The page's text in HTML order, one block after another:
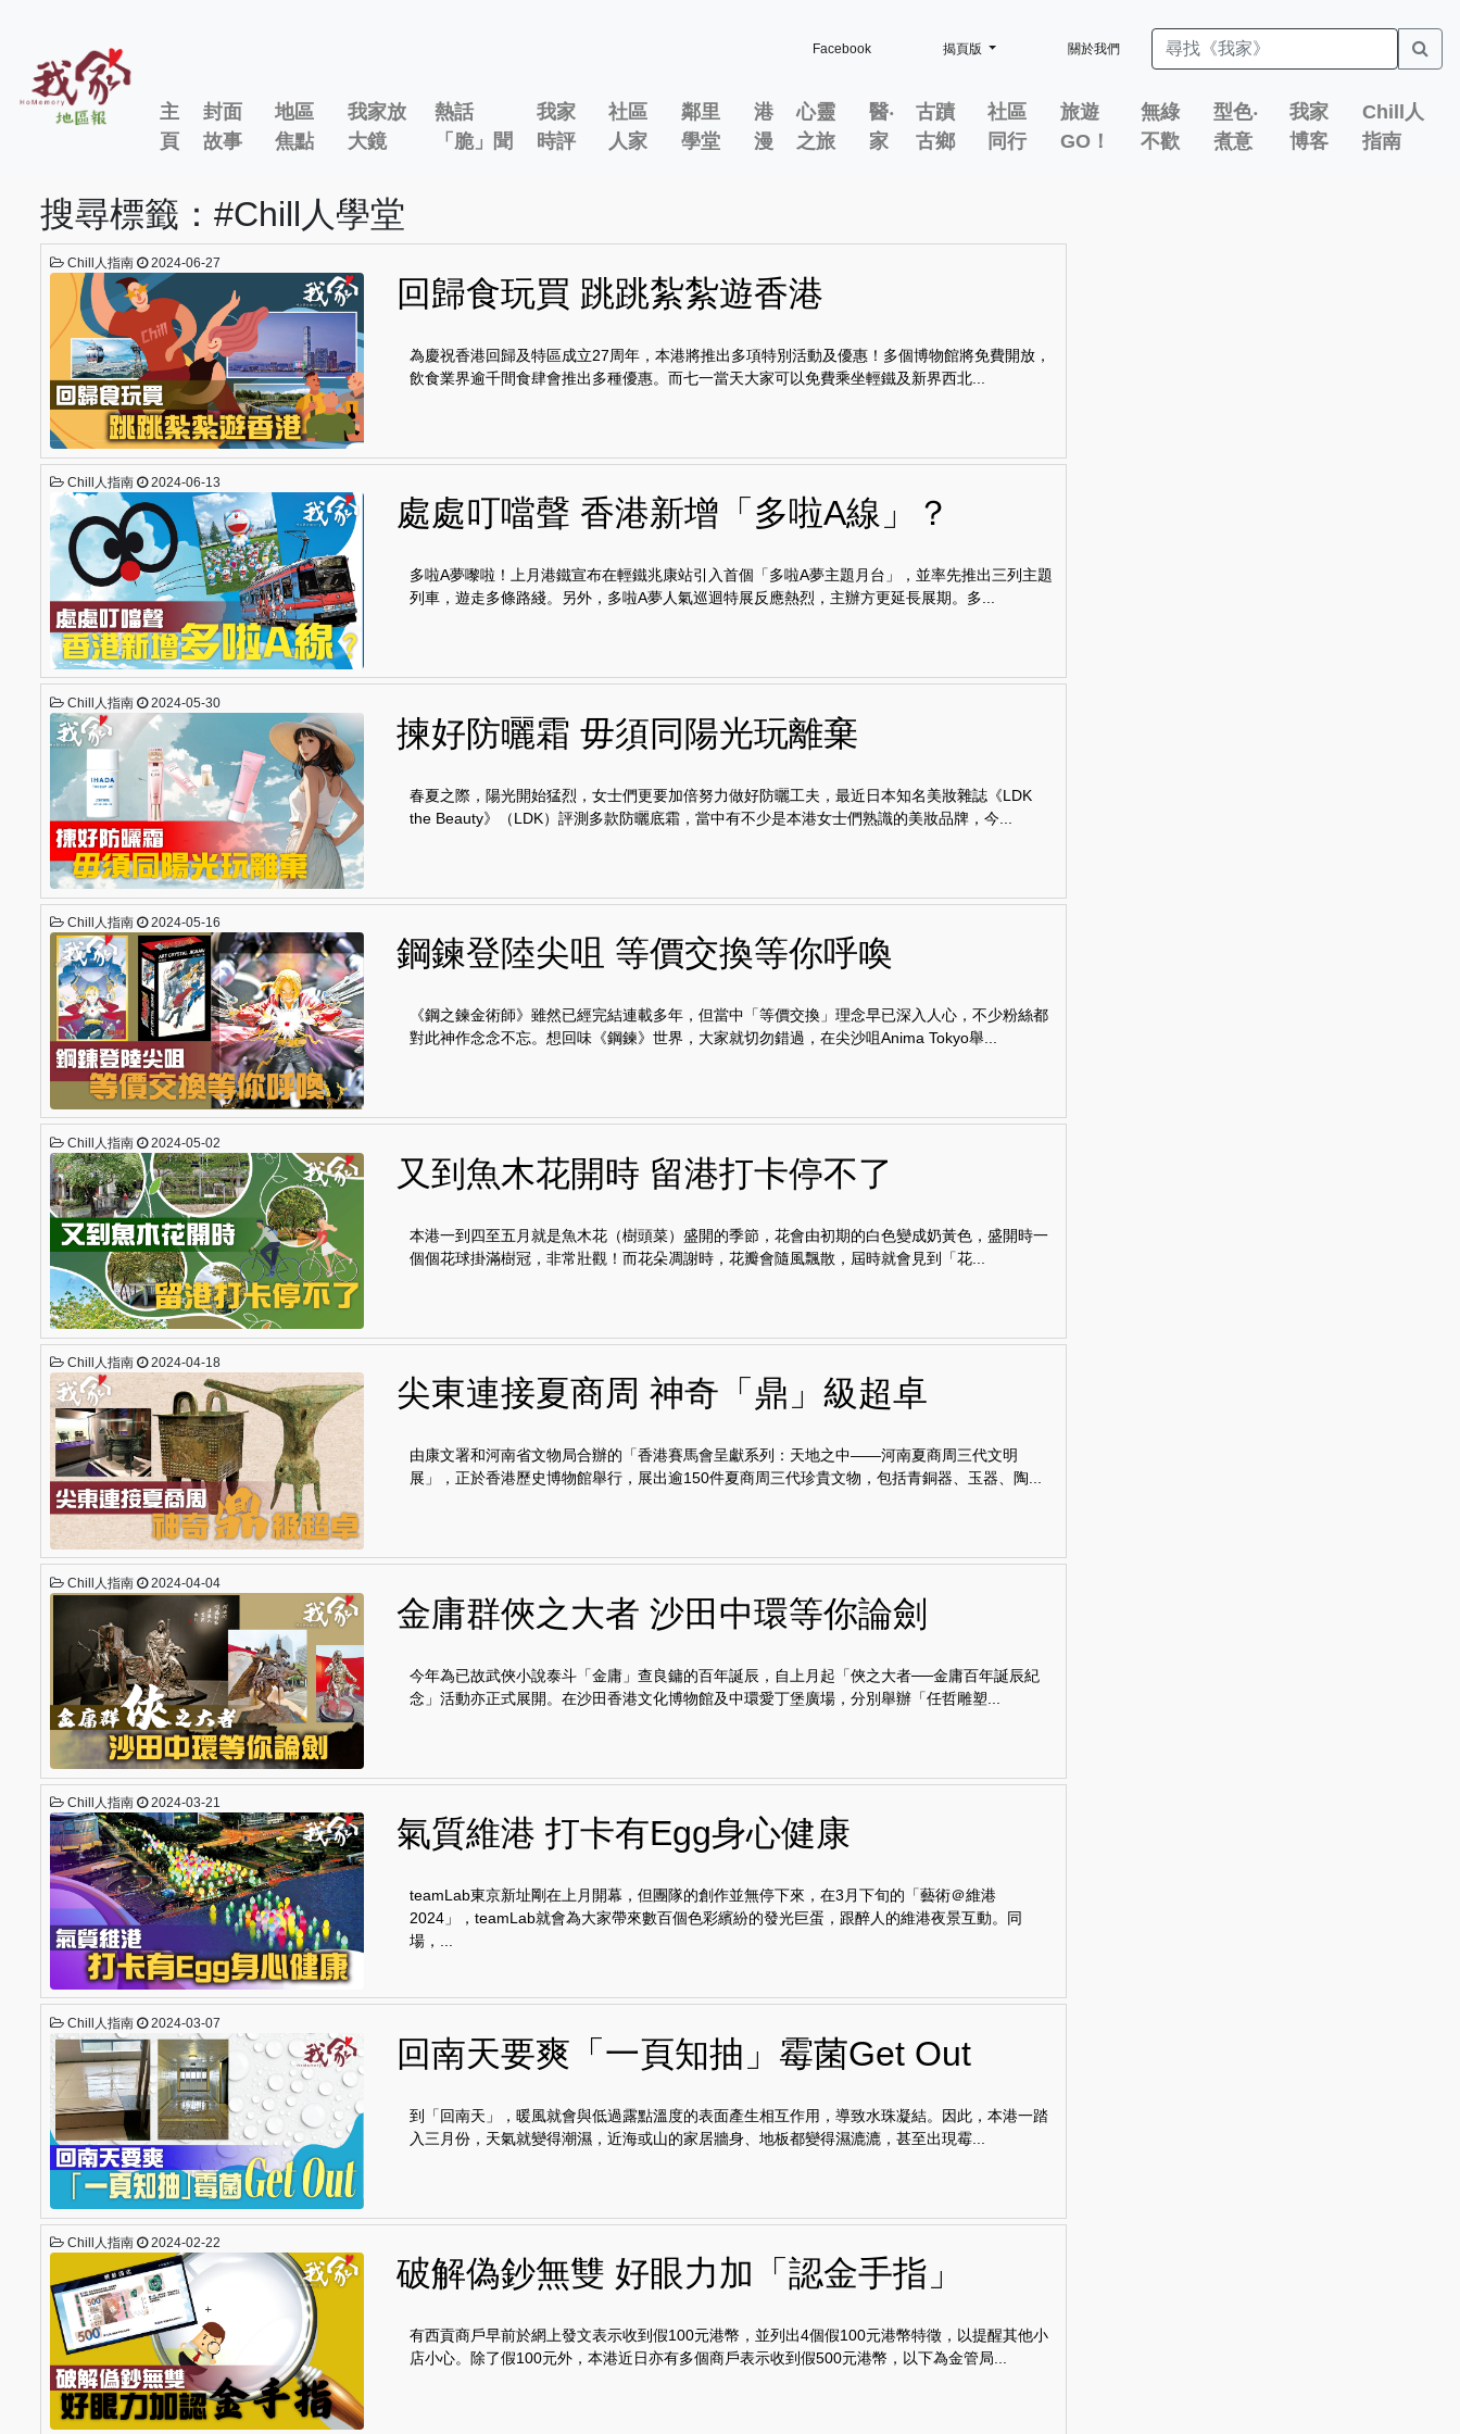
Facebook 揭頁版 關於我們
主
頁
封面
故事
地區
焦點
我家放
大鏡
熱話
「脆」聞
我家
時評
社區
人家
鄰里
學堂
港
漫
心靈
之旅
醫‧
家
古蹟
古鄉
社區
同行
旅遊
GO！
無綠
不歡
型色‧
煮意
我家
博客
Chill人
指南
搜尋標籤：#Chill人學堂
Chill人指南 2024-06-27
回歸食玩買 跳跳紮紮遊香港
為慶祝香港回歸及特區成立27周年，本港將推出多項特別活動及優惠！多個博物館將免費開放，
飲食業界逾千間食肆會推出多種優惠。而七一當天大家可以免費乘坐輕鐵及新界西北...
Chill人指南 2024-06-13
處處叮噹聲 香港新增「多啦A線」？
多啦A夢嚟啦！上月港鐵宣布在輕鐵兆康站引入首個「多啦A夢主題月台」，並率先推出三列主題
列車，遊走多條路綫。另外，多啦A夢人氣巡迴特展反應熱烈，主辦方更延長展期。多...
Chill人指南 2024-05-30
揀好防曬霜 毋須同陽光玩離棄
春夏之際，陽光開始猛烈，女士們更要加倍努力做好防曬工夫，最近日本知名美妝雜誌《LDK
the Beauty》（LDK）評測多款防曬底霜，當中有不少是本港女士們熟識的美妝品牌，今...
Chill人指南 2024-05-16
鋼鍊登陸尖咀 等價交換等你呼喚
《鋼之鍊金術師》雖然已經完結連載多年，但當中「等價交換」理念早已深入人心，不少粉絲都
對此神作念念不忘。想回味《鋼鍊》世界，大家就切勿錯過，在尖沙咀Anima Tokyo舉...
Chill人指南 2024-05-02
又到魚木花開時 留港打卡停不了
本港一到四至五月就是魚木花（樹頭菜）盛開的季節，花會由初期的白色變成奶黃色，盛開時一
個個花球掛滿樹冠，非常壯觀！而花朵凋謝時，花瓣會隨風飄散，屆時就會見到「花...
Chill人指南 2024-04-18
尖東連接夏商周 神奇「鼎」級超卓
由康文署和河南省文物局合辦的「香港賽馬會呈獻系列：天地之中——河南夏商周三代文明
展」，正於香港歷史博物館舉行，展出逾150件夏商周三代珍貴文物，包括青銅器、玉器、陶...
Chill人指南 2024-04-04
金庸群俠之大者 沙田中環等你論劍
今年為已故武俠小說泰斗「金庸」查良鏞的百年誕辰，自上月起「俠之大者──金庸百年誕辰紀
念」活動亦正式展開。在沙田香港文化博物館及中環愛丁堡廣場，分別舉辦「任哲雕塑...
Chill人指南 2024-03-21
氣質維港 打卡有Egg身心健康
teamLab東京新址剛在上月開幕，但團隊的創作並無停下來，在3月下旬的「藝術＠維港
2024」，teamLab就會為大家帶來數百個色彩繽紛的發光巨蛋，跟醉人的維港夜景互動。同
場，...
Chill人指南 2024-03-07
回南天要爽「一頁知抽」霉菌Get Out
到「回南天」，暖風就會與低過露點溫度的表面產生相互作用，導致水珠凝結。因此，本港一踏
入三月份，天氣就變得潮濕，近海或山的家居牆身、地板都變得濕漉漉，甚至出現霉...
Chill人指南 2024-02-22
破解偽鈔無雙 好眼力加「認金手指」
有西貢商戶早前於網上發文表示收到假100元港幣，並列出4個假100元港幣特徵，以提醒其他小
店小心。除了假100元外，本港近日亦有多個商戶表示收到假500元港幣，以下為金管局...